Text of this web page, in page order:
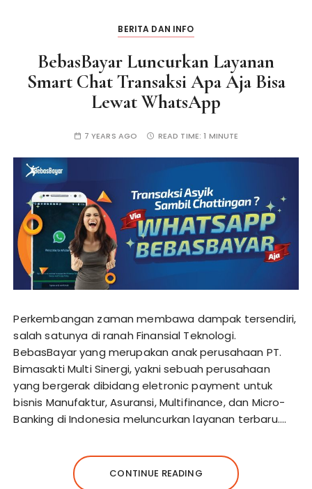
BERITA DAN INFO
BebasBayar Luncurkan Layanan
Smart Chat Transaksi Apa Aja Bisa
Lewat WhatsApp
7 YEARS AGO READ TIME:1 MINUTE
Perkembangan zaman membawa dampak tersendiri,
salah satunya di ranah Finansial Teknologi.
BebasBayar yang merupakan anak perusahaan PT.
Bimasakti Multi Sinergi, yakni sebuah perusahaan
yang bergerak dibidang eletronic payment untuk
bisnis Manufaktur, Asuransi, Multifinance, dan Micro-
Banking di Indonesia meluncurkan layanan terbaru….
CONTINUE READING